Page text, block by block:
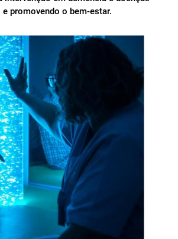
promovendo o bem-estar.